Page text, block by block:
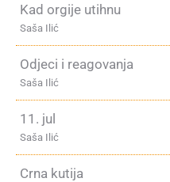
Kad orgije utihnu
Saša Ilić
Odjeci i reagovanja
Saša Ilić
11. jul
Saša Ilić
Crna kutija